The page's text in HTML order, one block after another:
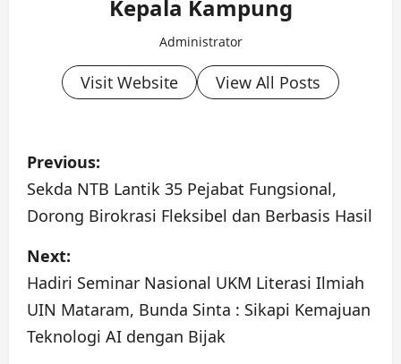
Kepala Kampung
Administrator
Visit Website View All Posts
P
o
s
t
n
a
Previous:
Sekda NTB Lantik 35 Pejabat Fungsional,
Dorong Birokrasi Fleksibel dan Berbasis Hasil
Next:
Hadiri Seminar Nasional UKM Literasi Ilmiah
UIN Mataram, Bunda Sinta : Sikapi Kemajuan
Teknologi AI dengan Bijak